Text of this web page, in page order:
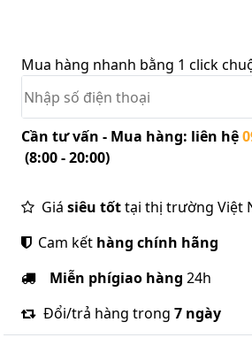
Mua hàng nhanh bằng 1 click
Cần tư vấn - Mua hàng: liên hệ
(8:00 - 20:00)
Giá siêu tốttại thị trường Việt
Cam kết hàng chính hãng
Miễn phígiao hàng 24h
Đổi/trả hàng trong 7 ngày